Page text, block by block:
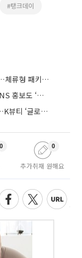
#탱크데이
폭염·스콜이 부른 ‘인도어 호캉스’ 열풍…체류형 패키지 뜬다
“보기만 하는 광고 끝“…화장품업계, SNS 홍보도 ‘참여형 콘텐츠’로 변모
벌 판매망’ 확대
0
추가취재 원해요
0